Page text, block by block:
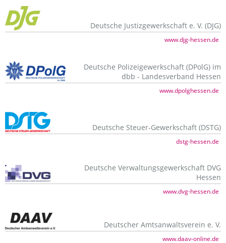
Deutsche Justizgewerkschaft e. V. (DJG)
www.djg-hessen.de
Deutsche Polizeigewerkschaft (DPolG) im
dbb - Landesverband Hessen
www.dpolghessen.de
Deutsche Steuer-Gewerkschaft (DSTG)
dstg-hessen.de
Deutsche Verwaltungsgewerkschaft DVG
Hessen
www.dvg-hessen.de
Deutscher Amtsanwaltsverein e. V.
www.daav-online.de